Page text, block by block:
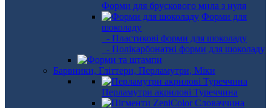
Форми для брускового мила з нуля
Форми для
шоколаду
- Пластикові форми для шоколаду
- Полікарбонатні форми для шоколаду
Барвники, Гліттери, Перламутри, Міки
Перламутри акрилові Туреччина